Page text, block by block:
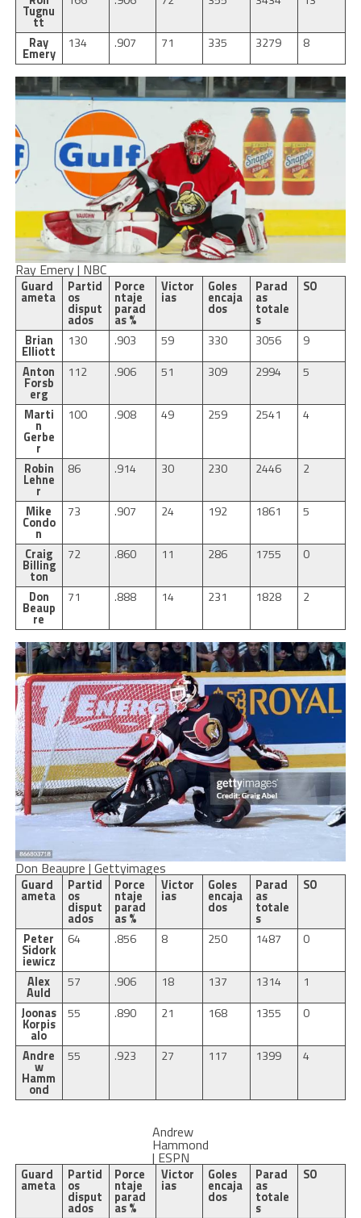
Tugnu
tt
Ray
Emery
134 .907 71 335 3279 8
Ray Emery | NBC
Guard
ameta
Partid
os
disput
ados
Porce
ntaje
parad
as %
Victor
ias
Goles
encaja
dos
Parad
as
totale
s
SO
Brian
Elliott
130 .903 59 330 3056
9
Anton
Forsb
erg
112 .906 51 309 2994 5
Marti
n
Gerbe
r
100 .908 49 259 2541 4
Robin
Lehne
r
86 .914 30 230 2446 2
Mike
Condo
n
73 .907 24 192 1861 5
Craig
Billing
ton
72 .860 11 286 1755 0
Don
Beaup
re
71 .888 14 231 1828 2
Don Beaupre | Gettyimages
Guard
ameta
Partid
os
disput
ados
Porce
ntaje
parad
as %
Victor
ias
Goles
encaja
dos
Parad
as
totale
s
SO
Peter
Sidork
iewicz
64 .856 8 250 1487 0
Alex
Auld
57 .906 18 137 1314
1
Joonas
Korpis
alo
55 .890 21 168 1355 0
Andre
w
Hamm
ond
55 .923 27 117 1399 4
Andrew
Hammond
| ESPN
Guard
ameta
Partid
os
disput
ados
Porce
ntaje
parad
as %
Victor
ias
Goles
encaja
dos
Parad
as
totale
s
SO